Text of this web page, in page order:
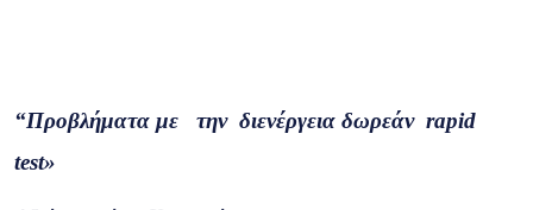
“Προβλήματα με την διενέργεια δωρεάν rapid
test»